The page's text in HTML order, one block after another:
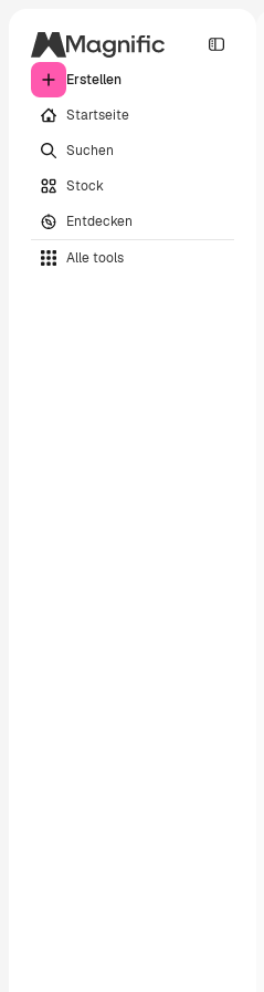
Erstellen
Startseite
Suchen
Stock
Entdecken
Alle tools